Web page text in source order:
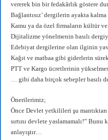
vererek bin bir fedakârlık göstere
Bağlantısız’ dergilerin ayakta
Kamu ya da özel firmaların kültür
Dijitalizme yönelmenin basılı
Edebiyat dergilerine olan ilginin
Kağıt ve matbaa gibi giderlerin
PTT ve Kargo ücretlerinin
… gibi daha birçok sebepler
Önerilerimiz;
Önce Devlet yetkilileri şu mantıktan
sırtını devlete yaslamamalı!”
anlayıştır…